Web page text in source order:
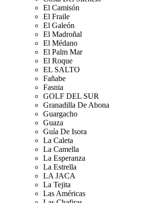
El Camisón
El Fraile
El Galeón
El Madroñal
El Médano
El Palm Mar
El Roque
EL SALTO
Fañabe
Fasnia
GOLF DEL SUR
Granadilla De Abona
Guargacho
Guaza
Guía De Isora
La Caleta
La Camella
La Esperanza
La Estrella
LA JACA
La Tejita
Las Américas